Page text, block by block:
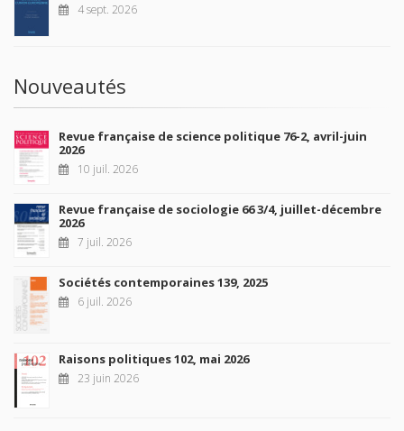
4 sept. 2026
Nouveautés
Revue française de science politique 76-2, avril-juin
2026
10 juil. 2026
Revue française de sociologie 66 3/4, juillet-décembre
2026
7 juil. 2026
Sociétés contemporaines 139, 2025
6 juil. 2026
Raisons politiques 102, mai 2026
23 juin 2026